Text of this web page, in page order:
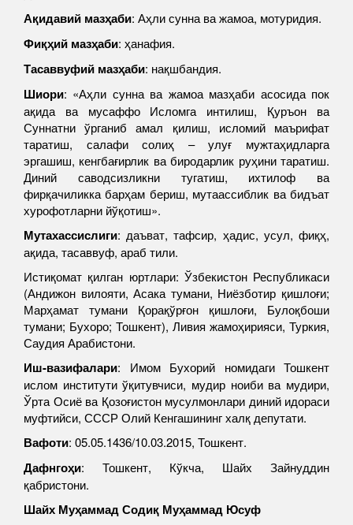
Ақидавий мазҳаби: Аҳли сунна ва жамоа, мотуридия.
Фиқҳий мазҳаби: ҳанафия.
Тасаввуфий мазҳаби: нақшбандия.
Шиори: «Аҳли сунна ва жамоа мазҳаби асосида пок
ақида ва мусаффо Исломга интилиш, Қуръон ва
Суннатни ўрганиб амал қилиш, исломий маърифат
таратиш, салафи солиҳ – улуғ мужтаҳидларга
эргашиш, кенгбағирлик ва биродарлик руҳини таратиш.
Диний саводсизликни тугатиш, ихтилоф ва
фирқачиликка барҳам бериш, мутаассиблик ва бидъат
хурофотларни йўқотиш».
Мутахассислиги: даъват, тафсир, ҳадис, усул, фиқҳ,
ақида, тасаввуф, араб тили.
Истиқомат қилган юртлари: Ўзбекистон Республикаси
(Андижон вилояти, Асака тумани, Ниёзботир қишлоғи;
Марҳамат тумани Қорақўрғон қишлоғи, Булоқбоши
тумани; Бухоро; Тошкент), Ливия жамоҳирияси, Туркия,
Саудия Арабистони.
Иш-вазифалари: Имом Бухорий номидаги Тошкент
ислом институти ўқитувчиси, мудир ноиби ва мудири,
Ўрта Осиё ва Қозоғистон мусулмонлари диний идораси
муфтийси, СССР Олий Кенгашининг халқ депутати.
Вафоти: 05.05.1436/10.03.2015, Тошкент.
Дафнгоҳи: Тошкент, Кўкча, Шайх Зайнуддин
қабристони.
Шайх Муҳаммад Содиқ Муҳаммад Юсуф